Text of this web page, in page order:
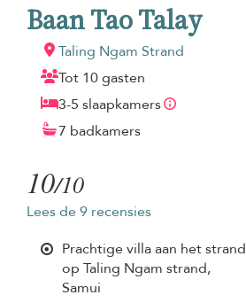
Baan Tao Talay
Taling Ngam Strand
Tot 10 gasten
3-5 slaapkamers
7 badkamers
10/10
Lees de 9 recensies
Prachtige villa aan het strand
op Taling Ngam strand,
Samui